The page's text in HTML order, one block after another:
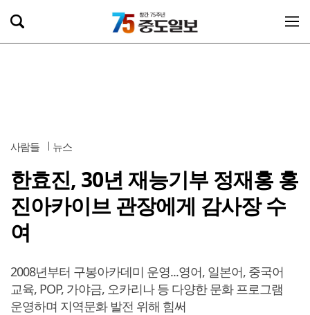
사람들 뉴스
한효진, 30년 재능기부 정재홍 홍
진아카이브 관장에게 감사장 수
여
2008년부터 구봉아카데미 운영...영어, 일본어, 중국어
교육, POP, 가야금, 오카리나 등 다양한 문화 프로그램
운영하며 지역문화 발전 위해 힘써